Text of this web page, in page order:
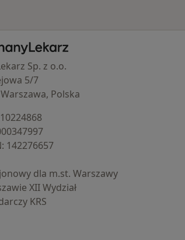
- Strona główna
Sp. z o.o.
5/7
Polska
⁠142276657
dla m.st. Warszawy
XII Wydział
KRS